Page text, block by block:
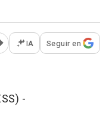
opciones para
IA Seguir en
-